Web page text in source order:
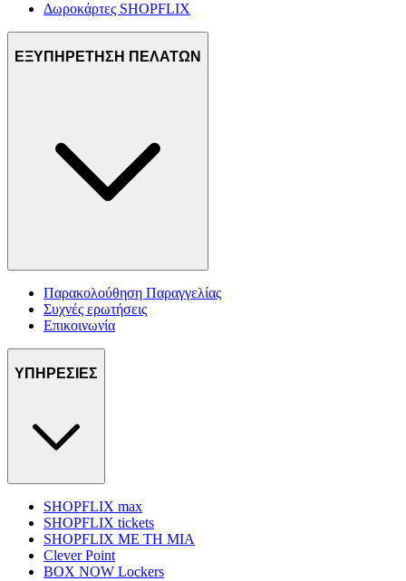
Δωροκάρτες SHOPFLIX
ΕΞΥΠΗΡΕΤΗΣΗ ΠΕΛΑΤΩΝ
Παρακολούθηση Παραγγελίας
Συχνές ερωτήσεις
Επικοινωνία
ΥΠΗΡΕΣΙΕΣ
SHOPFLIX max
SHOPFLIX tickets
SHOPFLIX ΜΕ ΤΗ ΜΙΑ
Clever Point
BOX NOW Lockers